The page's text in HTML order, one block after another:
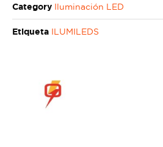
Category Iluminación LED
Etiqueta ILUMILEDS